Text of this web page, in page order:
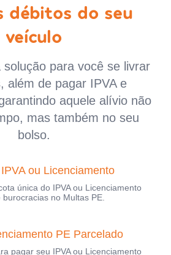
débitos do seu
veículo
solução para você se livrar
além de pagar IPVA e
aquele alívio não
mas também no seu
bolso.
ou Licenciamento
única do IPVA ou Licenciamento
burocracias no Multas PE.
PE Parcelado
pagar seu IPVA ou Licenciamento